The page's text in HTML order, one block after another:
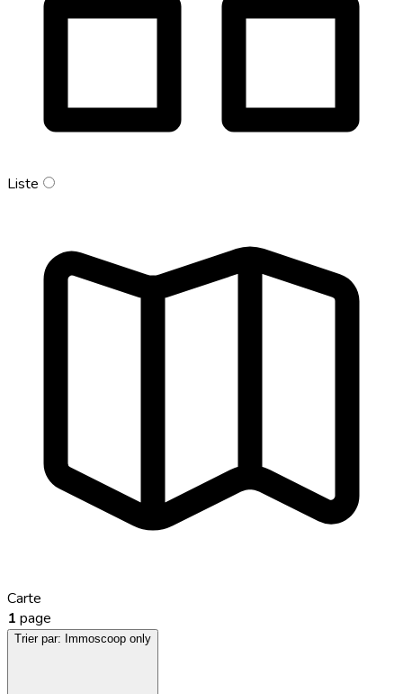
Liste
Carte
1 page
Trier par: Immoscoop only